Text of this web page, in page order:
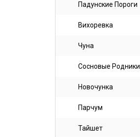
Падунские Пороги
Вихоревка
Чуна
Сосновые Родники
Новочунка
Парчум
Тайшет